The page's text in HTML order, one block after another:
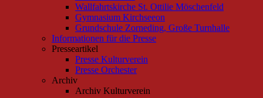
Wallfahrtskirche St. Ottilie Möschenfeld
Gymnasium Kirchseeon
Grundschule Zorneding, Große Turnhalle
Informationen für die Presse
Presseartikel
Presse Kulturverein
Presse Orchester
Archiv
Archiv Kulturverein